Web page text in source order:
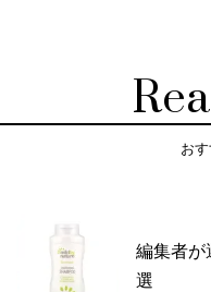
お
編集者が
選